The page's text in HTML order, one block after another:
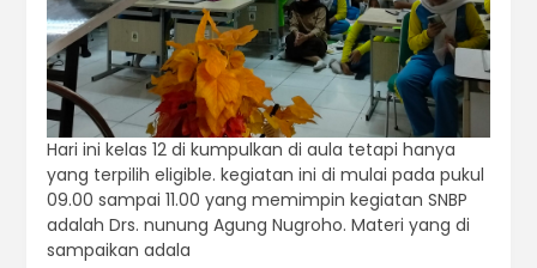
Hari ini kelas 12 di kumpulkan di aula tetapi hanya
yang terpilih eligible. kegiatan ini di mulai pada pukul
09.00 sampai 11.00 yang memimpin kegiatan SNBP
adalah Drs. nunung Agung Nugroho. Materi yang di
sampaikan adala